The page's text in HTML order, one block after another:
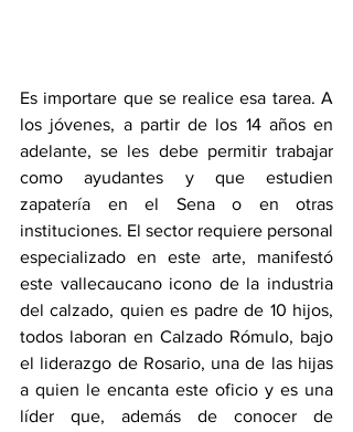
Es importare que se realice esa tarea. A
los jóvenes, a partir de los 14 años en
adelante, se les debe permitir trabajar
como ayudantes y que estudien
zapatería en el Sena o en otras
instituciones. El sector requiere personal
especializado en este arte, manifestó
este vallecaucano icono de la industria
del calzado, quien es padre de 10 hijos,
todos laboran en Calzado Rómulo, bajo
el liderazgo de Rosario, una de las hijas
a quien le encanta este oficio y es una
líder que, además de conocer de